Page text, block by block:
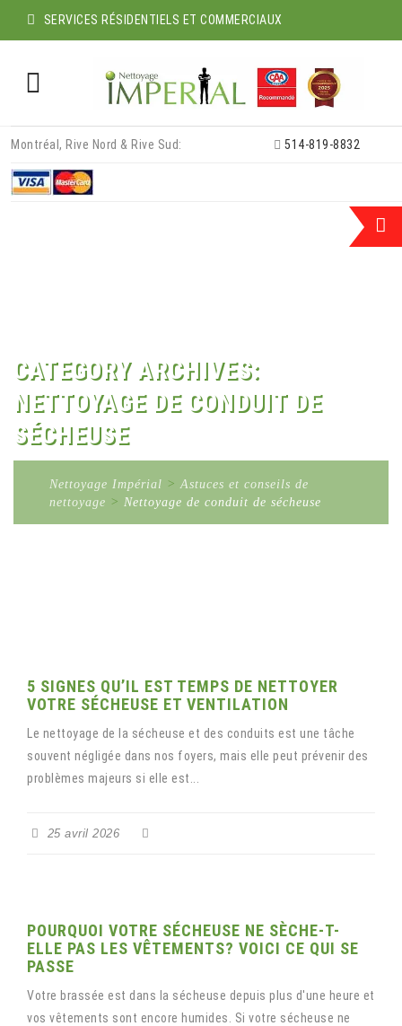
SERVICES RÉSIDENTIELS ET COMMERCIAUX
content
Montréal, Rive Nord & Rive Sud: 514-819-8832
CATEGORY ARCHIVES:
NETTOYAGE DE CONDUIT DE
SÉCHEUSE
Nettoyage Impérial >Astuces et conseils de
nettoyage > Nettoyage de conduit de sécheuse
5 SIGNES QU’IL EST TEMPS DE NETTOYER
VOTRE SÉCHEUSE ET VENTILATION
Le nettoyage de la sécheuse et des conduits est une tâche
souvent négligée dans nos foyers, mais elle peut prévenir des
problèmes majeurs si elle est...
25 avril 2026
POURQUOI VOTRE SÉCHEUSE NE SÈCHE-T-
ELLE PAS LES VÊTEMENTS? VOICI CE QUI SE
PASSE
Votre brassée est dans la sécheuse depuis plus d'une heure et
vos vêtements sont encore humides. Si votre sécheuse ne